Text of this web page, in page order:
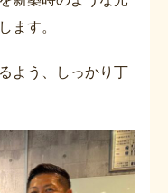
ます。
よう、しっかり丁